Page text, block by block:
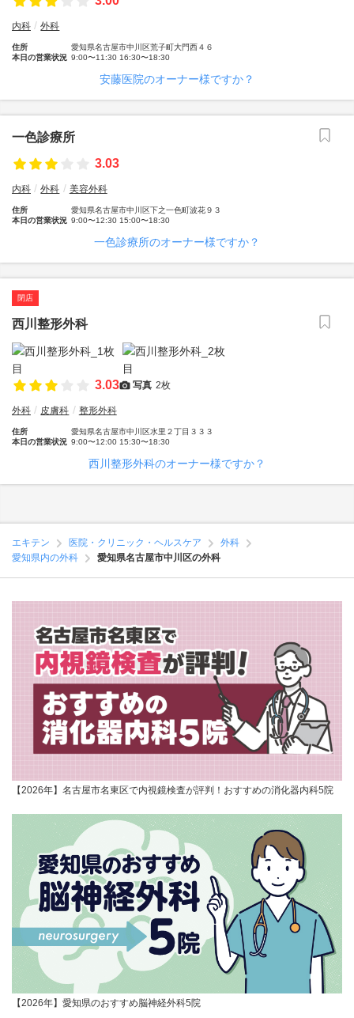
内科 外科
住所
愛知県名古屋市中川区荒子町大門西４６
本日の営業状況 9:00〜11:30 16:30〜18:30
安藤医院のオーナー様ですか？
一色診療所
3.03
内科 外科 美容外科
住所
愛知県名古屋市中川区下之一色町波花９３
本日の営業状況 9:00〜12:30 15:00〜18:30
一色診療所のオーナー様ですか？
閉店
西川整形外科
3.03 写真 2枚
外科 皮膚科 整形外科
住所
愛知県名古屋市中川区水里２丁目３３３
本日の営業状況 9:00〜12:00 15:30〜18:30
西川整形外科のオーナー様ですか？
エキテン 医院・クリニック・ヘルスケア
外科
愛知県内の外科
愛知県名古屋市中川区の外科
【2026年】名古屋市名東区で内視鏡検査が評判！おすすめの消化器内科5院
【2026年】愛知県のおすすめ脳神経外科5院